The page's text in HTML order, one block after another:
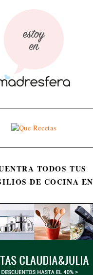
TODOS TUS
DE COCINA EN